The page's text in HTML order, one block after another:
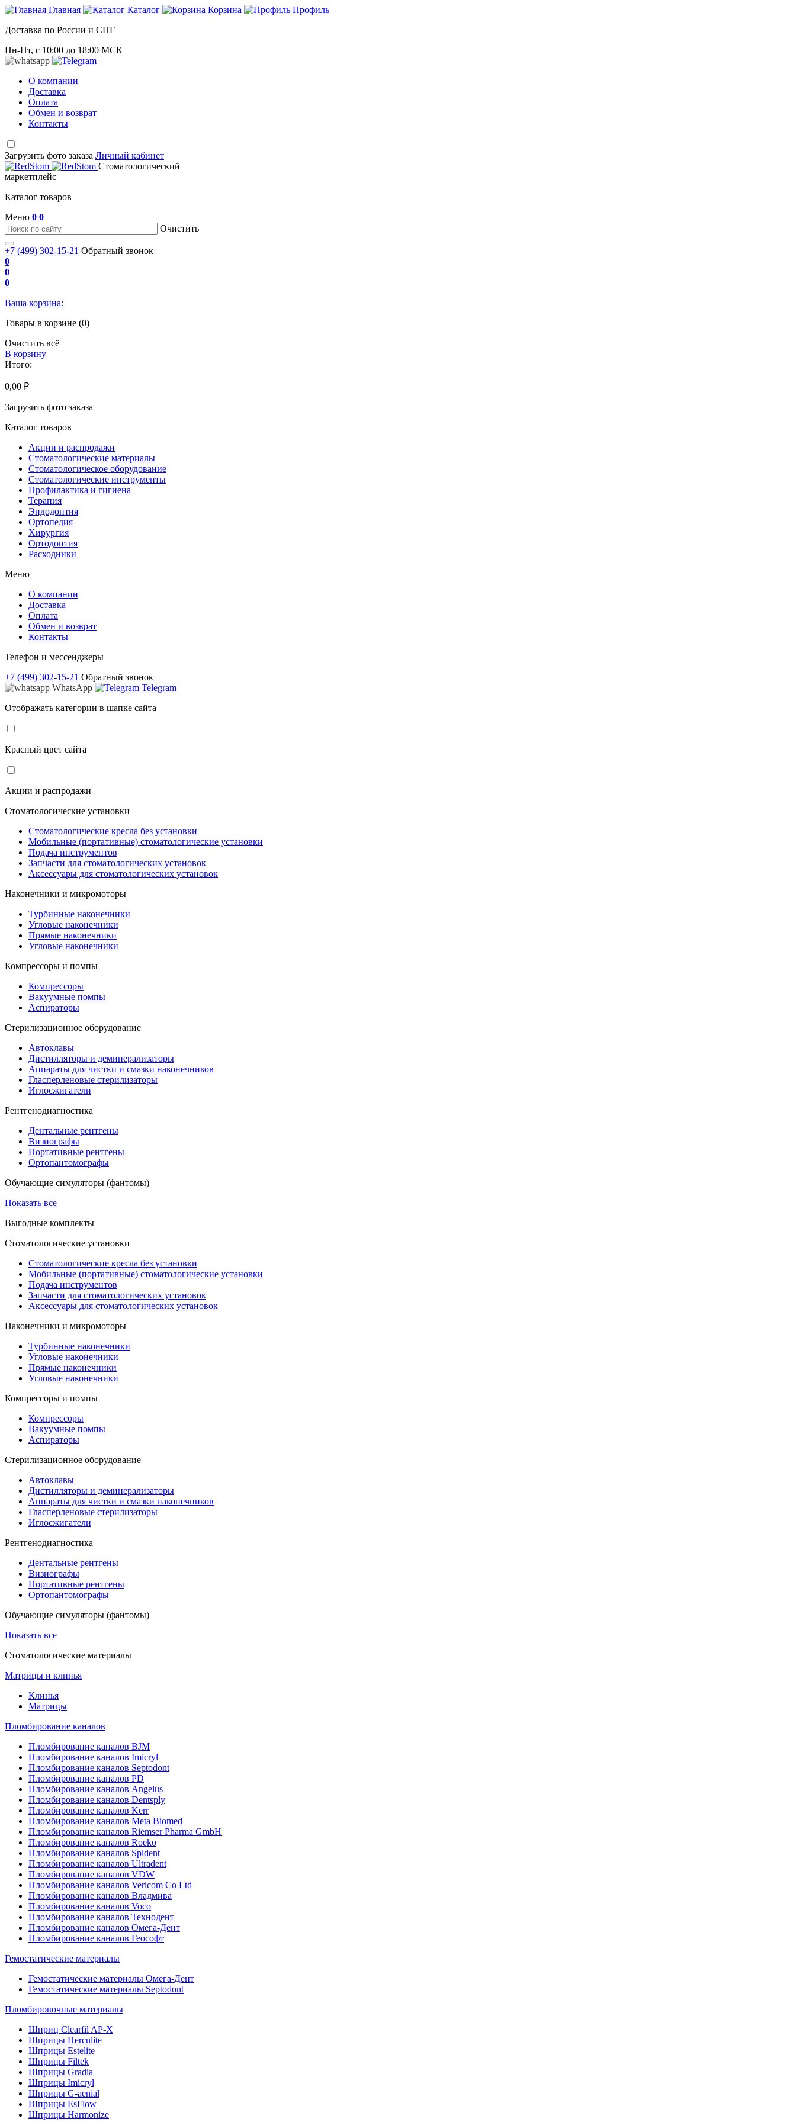
Главная Каталог Корзина
Профиль
Доставка по России и СНГ
Пн-Пт, с 10:00 до 18:00 МСК
О компании
Доставка
Оплата
Обмен и возврат
Контакты
Загрузить фото заказа Личный кабинет
Стоматологический
маркетплейс
Каталог товаров
Меню 0 0
Очистить
+7 (499) 302-15-21 Обратный звонок
0
0
0
Ваша корзина:
Товары в корзине (0)
Очистить всё
В корзину
Итого:
0,00 ₽
Загрузить фото заказа
Каталог товаров
Акции и распродажи
Стоматологические материалы
Стоматологическое оборудование
Стоматологические инструменты
Профилактика и гигиена
Терапия
Эндодонтия
Ортопедия
Хирургия
Ортодонтия
Расходники
Меню
О компании
Доставка
Оплата
Обмен и возврат
Контакты
Телефон и мессенджеры
+7 (499) 302-15-21 Обратный звонок
WhatsApp
Telegram
Отображать категории в шапке сайта
Красный цвет сайта
Акции и распродажи
Стоматологические установки
Стоматологические кресла без установки
Мобильные (портативные) стоматологические установки
Подача инструментов
Запчасти для стоматологических установок
Аксессуары для стоматологических установок
Наконечники и микромоторы
Турбинные наконечники
Угловые наконечники
Прямые наконечники
Угловые наконечники
Компрессоры и помпы
Компрессоры
Вакуумные помпы
Аспираторы
Стерилизационное оборудование
Автоклавы
Дистилляторы и деминерализаторы
Аппараты для чистки и смазки наконечников
Гласперленовые стерилизаторы
Иглосжигатели
Рентгенодиагностика
Дентальные рентгены
Визиографы
Портативные рентгены
Ортопантомографы
Обучающие симуляторы (фантомы)
Показать все
Выгодные комплекты
Стоматологические установки
Стоматологические кресла без установки
Мобильные (портативные) стоматологические установки
Подача инструментов
Запчасти для стоматологических установок
Аксессуары для стоматологических установок
Наконечники и микромоторы
Турбинные наконечники
Угловые наконечники
Прямые наконечники
Угловые наконечники
Компрессоры и помпы
Компрессоры
Вакуумные помпы
Аспираторы
Стерилизационное оборудование
Автоклавы
Дистилляторы и деминерализаторы
Аппараты для чистки и смазки наконечников
Гласперленовые стерилизаторы
Иглосжигатели
Рентгенодиагностика
Дентальные рентгены
Визиографы
Портативные рентгены
Ортопантомографы
Обучающие симуляторы (фантомы)
Показать все
Стоматологические материалы
Матрицы и клинья
Клинья
Матрицы
Пломбирование каналов
Пломбирование каналов BJM
Пломбирование каналов Imicryl
Пломбирование каналов Septodont
Пломбирование каналов PD
Пломбирование каналов Angelus
Пломбирование каналов Dentsply
Пломбирование каналов Kerr
Пломбирование каналов Meta Biomed
Пломбирование каналов Riemser Pharma GmbH
Пломбирование каналов Roeko
Пломбирование каналов Spident
Пломбирование каналов Ultradent
Пломбирование каналов VDW
Пломбирование каналов Vericom Co Ltd
Пломбирование каналов Владмива
Пломбирование каналов Voco
Пломбирование каналов Технодент
Пломбирование каналов Омега-Дент
Пломбирование каналов Геософт
Гемостатические материалы
Гемостатические материалы Омега-Дент
Гемостатические материалы Septodont
Пломбировочные материалы
Шприц Clearfil AP-X
Шприцы Herculite
Шприцы Estelite
Шприцы Filtek
Шприцы Gradia
Шприцы Imicryl
Шприцы G-aenial
Шприцы EsFlow
Шприцы Harmonize